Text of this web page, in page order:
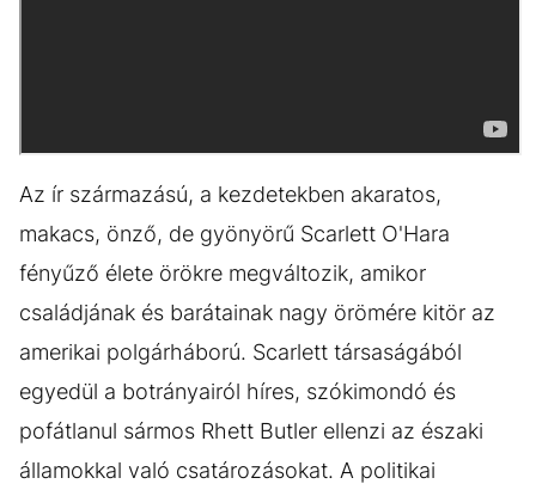
Az ír származású, a kezdetekben akaratos,
makacs, önző, de gyönyörű Scarlett O'Hara
fényűző élete örökre megváltozik, amikor
családjának és barátainak nagy örömére kitör az
amerikai polgárháború. Scarlett társaságából
egyedül a botrányairól híres, szókimondó és
pofátlanul sármos Rhett Butler ellenzi az északi
államokkal való csatározásokat. A politikai